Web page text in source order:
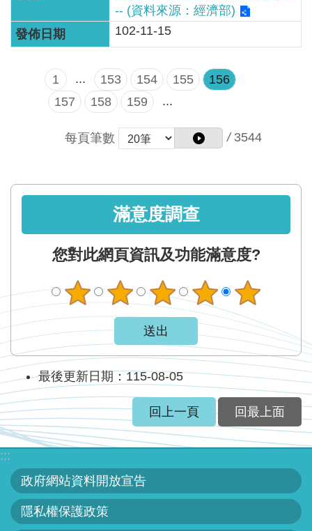
-- (資料來源：經濟部)
102-11-15
1 ... 153 154 155
156
157
158 159 ...
每頁筆數 / 3544
滿意度調查
您對此網頁資訊及功能滿意度?
最後更新日期：115-08-05
回上一頁 回最上面
:::
政府網站資料開放宣告
隱私權保護政策